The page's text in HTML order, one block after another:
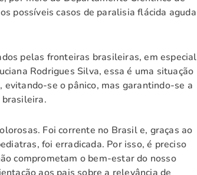
possíveis casos de paralisia flácida aguda
pelas fronteiras brasileiras, em especial
Rodrigues Silva, essa é uma situação
se o pânico, mas garantindo-se a
brasileira.
Foi corrente no Brasil e, graças ao
foi erradicada. Por isso, é preciso
comprometam o bem-estar do nosso